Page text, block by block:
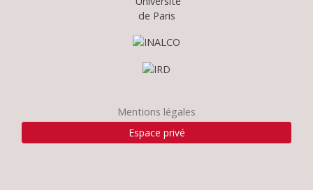
Mentions légales
Espace privé